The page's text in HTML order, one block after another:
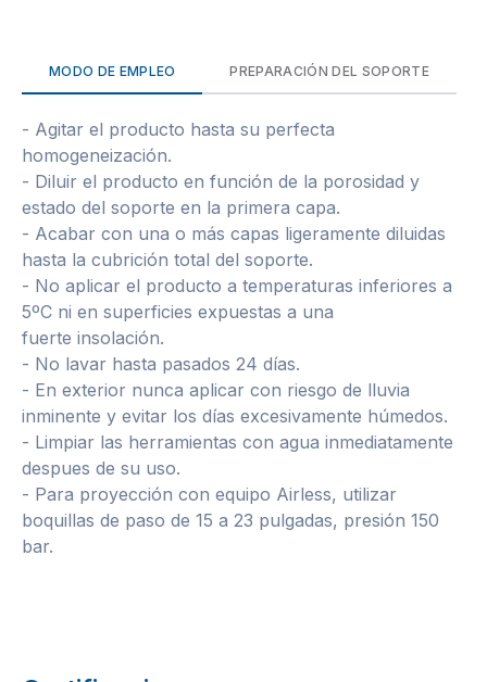
MODO DE EMPLEO PREPARACIÓN DEL SOPORTE
- Agitar el producto hasta su perfecta
homogeneización.
- Diluir el producto en función de la porosidad y
estado del soporte en la primera capa.
- Acabar con una o más capas ligeramente diluidas
hasta la cubrición total del soporte.
- No aplicar el producto a temperaturas inferiores a
5ºC ni en superficies expuestas a una
fuerte insolación.
- No lavar hasta pasados 24 días.
- En exterior nunca aplicar con riesgo de lluvia
inminente y evitar los días excesivamente húmedos.
- Limpiar las herramientas con agua inmediatamente
despues de su uso.
- Para proyección con equipo Airless, utilizar
boquillas de paso de 15 a 23 pulgadas, presión 150
bar.